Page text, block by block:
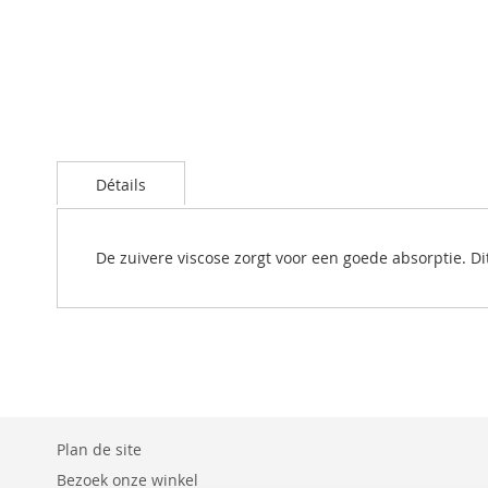
Détails
De zuivere viscose zorgt voor een goede absorptie.
Plan de site
Bezoek onze winkel